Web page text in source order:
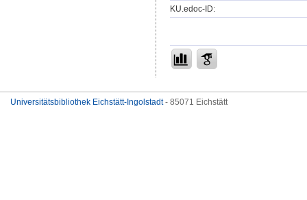
KU.edoc-ID:
Universitätsbibliothek Eichstätt-Ingolstadt- 85071 Eichstätt